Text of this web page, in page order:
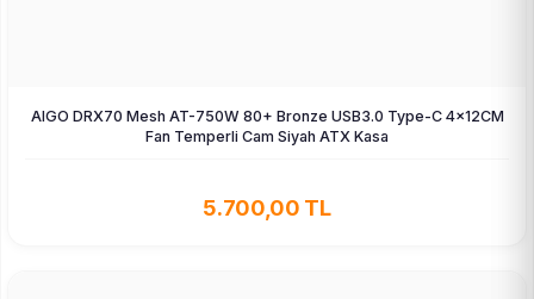
AIGO DRX70 Mesh AT-750W 80+ Bronze USB3.0 Type-C 4×12CM
Fan Temperli Cam Siyah ATX Kasa
5.700,00 TL